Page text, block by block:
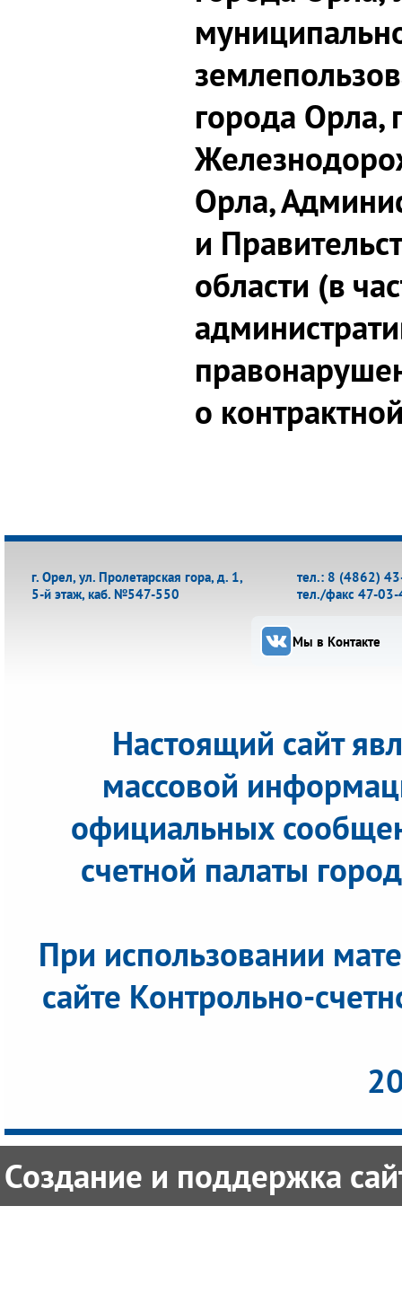
города Орла,
Орла,
и
области (в
о
г. Орел, ул. Пролетарская гора, д. 1,
5-й этаж, каб. №547-550
тел.: 8 (4862)
тел./факс 47-
Мы в Контакте
Настоящий сайт
массовой
официальных
счетной палаты
При использовании
сайте Контрольно-
Создание и поддержка